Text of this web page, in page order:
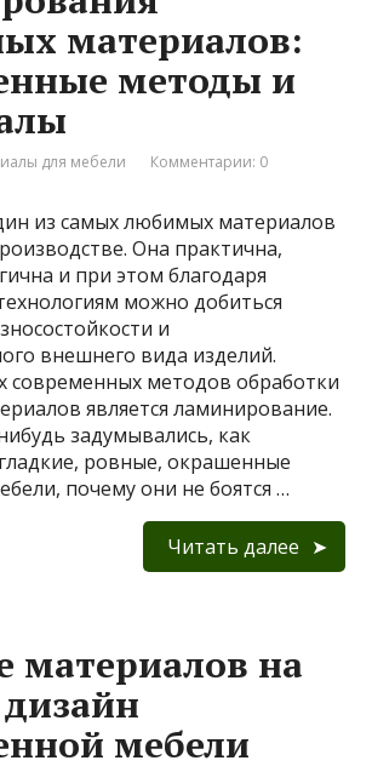
материалов:
методы и
для мебели Комментарии: 0
из самых любимых материалов
Она практична,
и при этом благодаря
можно добиться
и
внешнего вида изделий.
современных методов обработки
является ламинирование.
задумывались, как
ровные, окрашенные
почему они не боятся …
Читать далее
материалов на
мебели